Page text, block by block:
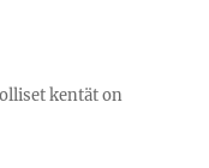
kentät on